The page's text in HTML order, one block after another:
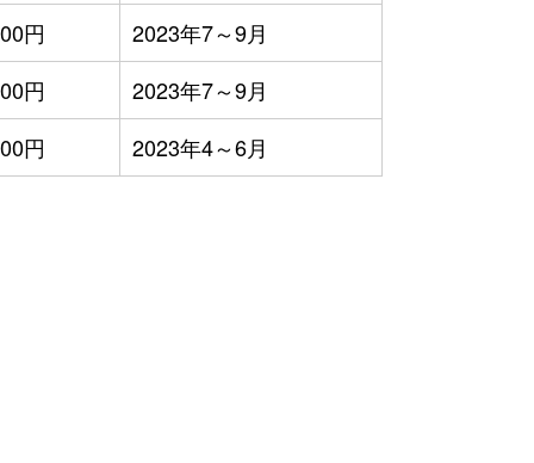
円
2023年7～9月
円
2023年7～9月
円
2023年4～6月